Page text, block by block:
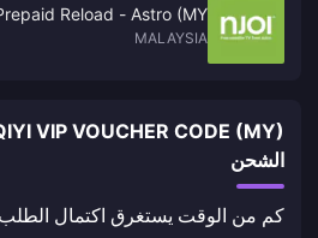
Reload - Astro (MY)
MALAYSIA
الشحن
كم من الوقت يستغرق اكتمال